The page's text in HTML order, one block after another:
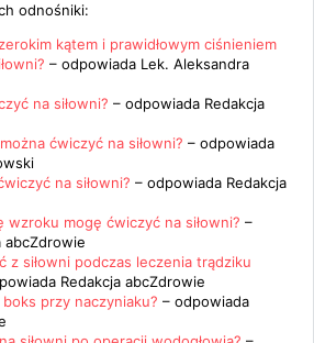
odnośniki:
kątem i prawidłowym ciśnieniem
– odpowiada Lek. Aleksandra
na siłowni? – odpowiada Redakcja
ćwiczyć na siłowni? – odpowiada
na siłowni? – odpowiada Redakcja
wzroku mogę ćwiczyć na siłowni? –
abcZdrowie
z siłowni podczas leczenia trądziku
Redakcja abcZdrowie
przy naczyniaku? – odpowiada